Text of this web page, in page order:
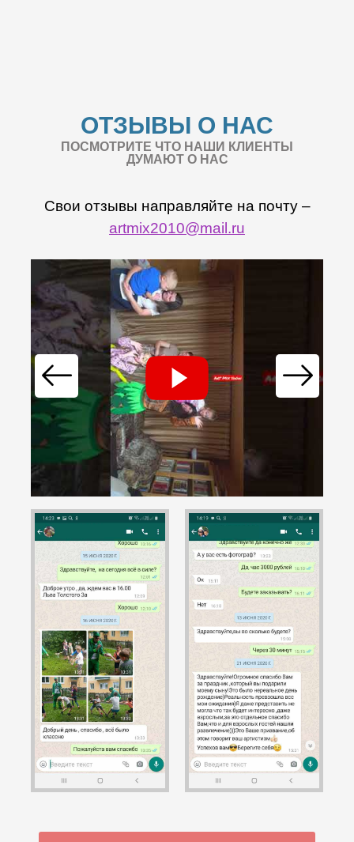
ОТЗЫВЫ О НАС
ПОСМОТРИТЕ ЧТО НАШИ КЛИЕНТЫ
ДУМАЮТ О НАС
Свои отзывы направляйте на почту –
artmix2010@mail.ru